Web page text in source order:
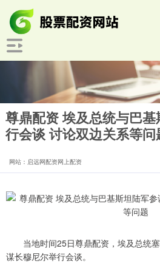
尊鼎配资 埃及总统与巴
行会谈 讨论双边关系等问
网站：启远网配资网上配资
当地时间25日尊鼎配资，埃及总统塞
谋长穆尼尔举行会谈。